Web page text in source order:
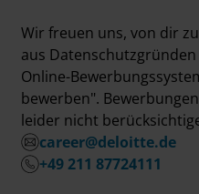
Wir freuen uns, von dir
aus
Online-
bewerben".
leider nicht
career@deloitte.de
+49 211 87724111